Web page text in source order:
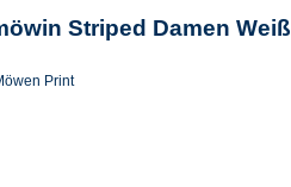
Striped Damen Weiß
Print